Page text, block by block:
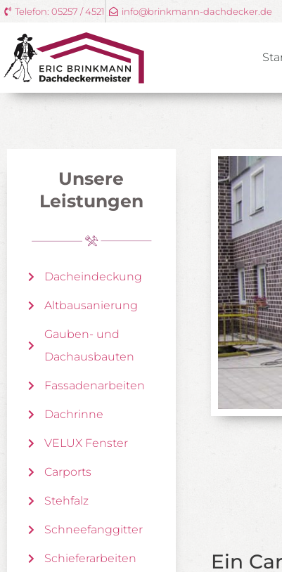
Telefon: 05257 / 4521 info@brinkmann-dachdecker.de
Unsere
Leistungen
Dacheindeckung
Altbausanierung
Gauben- und
Dachausbauten
Fassadenarbeiten
Dachrinne
VELUX Fenster
Carports
Stehfalz
Schneefanggitter
Schieferarbeiten Ein